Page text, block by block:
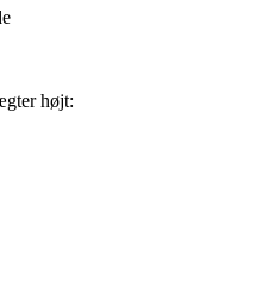
højt: